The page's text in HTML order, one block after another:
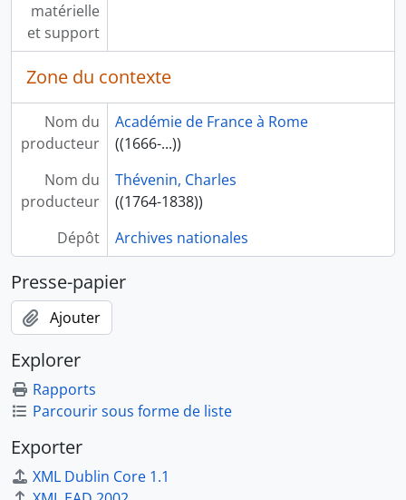
matérielle
et support
Zone du contexte
Nom du
producteur
Académie de France à Rome
((1666-...))
Nom du
producteur
Thévenin, Charles
((1764-1838))
Dépôt
Archives nationales
Presse-papier
Ajouter
Explorer
Rapports
Parcourir sous forme de liste
Exporter
XML Dublin Core 1.1